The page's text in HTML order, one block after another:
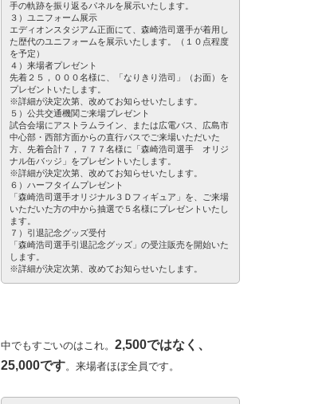
手の軌跡を振り返るパネルを展示いたします。
３）ユニフォーム展示
エディオンスタジアム正面にて、森崎浩司選手が着用し
た歴代のユニフォームを展示いたします。（１０点程度
を予定）
４）来場者プレゼント
先着２５，０００名様に、「なりきり浩司」（お面）を
プレゼントいたします。
※詳細が決定次第、改めてお知らせいたします。
５）公共交通機関ご来場プレゼント
試合会場にアストラムライン、または広電バス、広島市
中心部・西部方面からの直行バスでご来場いただいた
方、先着合計７，７７７名様に「森崎浩司選手 オリジ
ナル缶バッジ」をプレゼントいたします。
※詳細が決定次第、改めてお知らせいたします。
６）ハーフタイムプレゼント
「森崎浩司選手オリジナル３Ｄフィギュア」を、ご来場
いただいた方の中から抽選で５名様にプレゼントいたし
ます。
７）引退記念グッズ受付
「森崎浩司選手引退記念グッズ」の受注販売を開始いた
します。
※詳細が決定次第、改めてお知らせいたします。
中でもすごいのはこれ。 2,500ではなく、
25,000です。来場者ほぼ全員です。